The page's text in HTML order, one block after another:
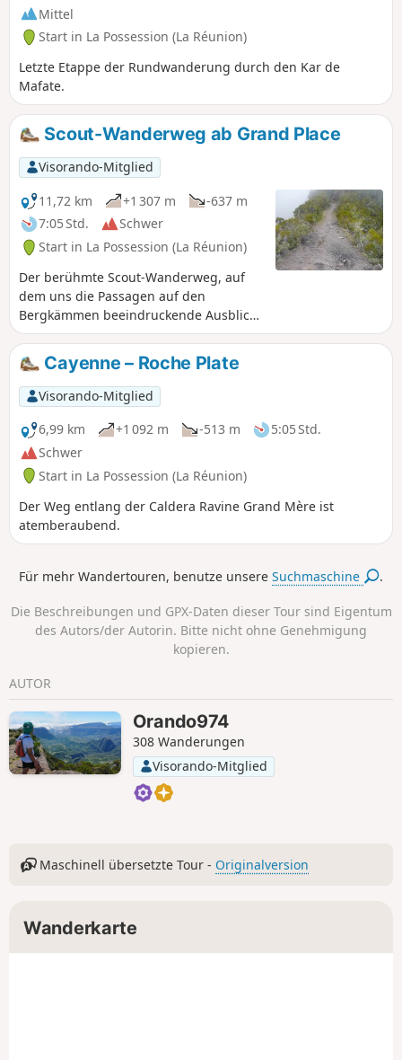
Mittel
Start in La Possession (La Réunion)
Letzte Etappe der Rundwanderung durch den Kar de
Mafate.
Scout-Wanderweg ab Grand Place
Visorando-Mitglied
11,72 km
+1 307 m
-637 m
7:05 Std.
Schwer
Start in La Possession (La Réunion)
Der berühmte Scout-Wanderweg, auf
dem uns die Passagen auf den
Bergkämmen beeindruckende Ausblicke
auf den Kar de Mafate bieten.
Cayenne – Roche Plate
Visorando-Mitglied
6,99 km
+1 092 m -513 m
5:05 Std.
Schwer
Start in La Possession (La Réunion)
Der Weg entlang der Caldera Ravine Grand Mère ist
atemberaubend.
Für mehr Wandertouren, benutze unsereSuchmaschine .
Die Beschreibungen und GPX-Daten dieser Tour sind Eigentum
des Autors/der Autorin. Bitte nicht ohne Genehmigung
kopieren.
AUTOR
Orando974
308 Wanderungen
Visorando-Mitglied
Maschinell übersetzte Tour - Originalversion
Wanderkarte